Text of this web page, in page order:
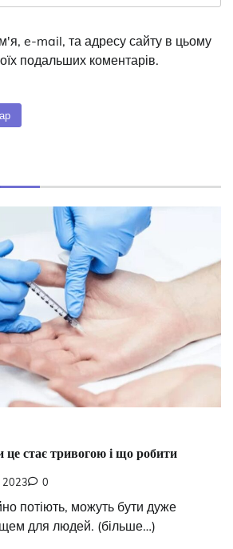
e-mail, та адресу сайту в цьому
подальших коментарів.
це стає тривогою і що робити
2023 0
потіють, можуть бути дуже
для людей. (більше…)